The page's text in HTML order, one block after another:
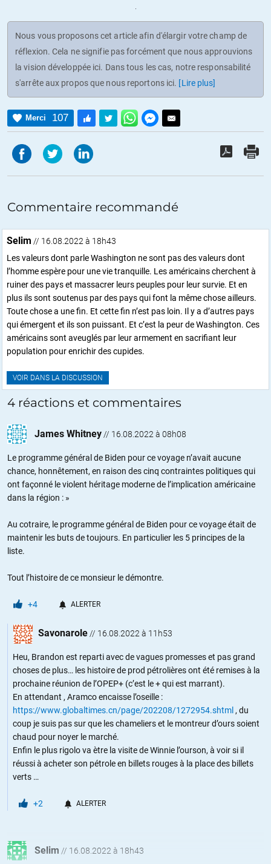
Nous vous proposons cet article afin d'élargir votre champ de
réflexion. Cela ne signifie pas forcément que nous approuvions
la vision développée ici. Dans tous les cas, notre responsabilité
s'arrête aux propos que nous reportons ici. [Lire plus]
Merci 107
Commentaire recommandé
Selim // 16.08.2022 à 18h43
Les valeurs dont parle Washington ne sont pas des valeurs dont
l’homme espère pour une vie tranquille. Les américains cherchent à
ruiner des pays et massacrer leurs peuples pour leur survie. Et en
plus ils sont soutenus par des pays qui font la même chose ailleurs.
Toute chose a une fin. Et cette fin n’est pas loin. Il y a d’autres pays
qui émergent et ils son puissant. Et c’est la peur de Washington. Ces
américains sont aveuglés par leur armement en sacrifiant leur
population pour enrichir des cupides.
VOIR DANS LA DISCUSSION
4 réactions et commentaires
James Whitney // 16.08.2022 à 08h08
Le programme général de Biden pour ce voyage n’avait aucune
chance, honnêtement, en raison des cinq contraintes politiques qui
ont façonné le violent héritage moderne de l’implication américaine
dans la région : »
Au cotraire, le programme général de Biden pour ce voyage était de
maintenir les buts de toujours. En particulier les 5 principes de la
liste.
Tout l’histoire de ce monsieur le démontre.
+4 ALERTER
Savonarole // 16.08.2022 à 11h53
Heu, Brandon est reparti avec de vagues promesses et pas grand
choses de plus… les histoire de prod pétrolières ont été remises à la
prochaine réunion de l’OPEP+ (c’est le + qui est marrant).
En attendant , Aramco encaisse l’oseille :
https://www.globaltimes.cn/page/202208/1272954.shtml , du
coup je suis pas sur que les chameliers et le montreur d’ours soient
chaud pour noyer le marché.
Enfin le plus rigolo va ètre la visite de Winnie l’ourson, à voir si il
réussi à acheter son pétrole en billets rouges à la place des billets
verts …
+2 ALERTER
Selim // 16.08.2022 à 18h43